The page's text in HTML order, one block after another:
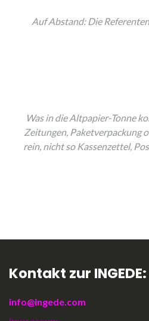
Auf Abstand: Die
Was in die Altpapier-Tonne
Zeitungen, Paketverpackung
rein, nicht so Kassenzettel,
Kontakt zur INGEDE:
info@ingede.com